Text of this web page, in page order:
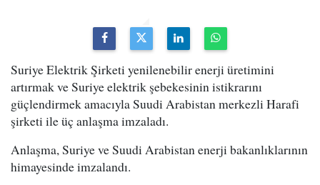
Suriye Elektrik Şirketi yenilenebilir enerji üretimini
artırmak ve Suriye elektrik şebekesinin istikrarını
güçlendirmek amacıyla Suudi Arabistan merkezli Harafi
şirketi ile üç anlaşma imzaladı.
Anlaşma, Suriye ve Suudi Arabistan enerji bakanlıklarının
himayesinde imzalandı.